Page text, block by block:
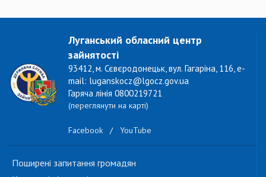
Луганський обласний центр
зайнятості
93412, м. Сєвєродонецьк, вул. Гагаріна, 116, e-
mail: luganskocz@lgocz.gov.ua
Гаряча лінія 0800219721
(переглянути на карті)
Facebook / YouTube
Поширені запитання громадян